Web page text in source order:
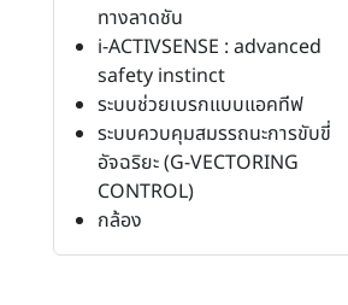
ทางลาดชัน
i-ACTIVSENSE : advanced
safety instinct
ระบบช่วยเบรกแบบแอคทีฟ
ระบบควบคุมสมรรถนะการขับขี่
อัจฉริยะ (G-VECTORING
CONTROL)
กล้อง